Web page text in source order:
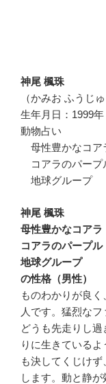
神尾 楓珠
（かみお ふうじゅ
生年月日：1999
動物占い
母性豊かなコア
コアラのパープ
地球グループ
神尾 楓珠
母性豊かなコアラ
コアラのパープル
地球グループ
の性格（男性）
ものわかりが良
人です。猛烈なフ
どうも先走りし
りに生きている
も決してくじけ
します。動と静